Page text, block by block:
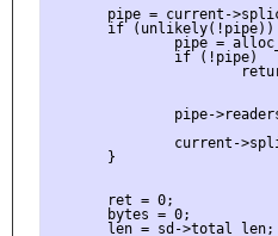
pipe = current-
if (unlikely(!pipe))
pipe =
               if (!pipe)
pipe-
current-
       }
       ret = 0;
       bytes = 0;
       len = sd->total_len;